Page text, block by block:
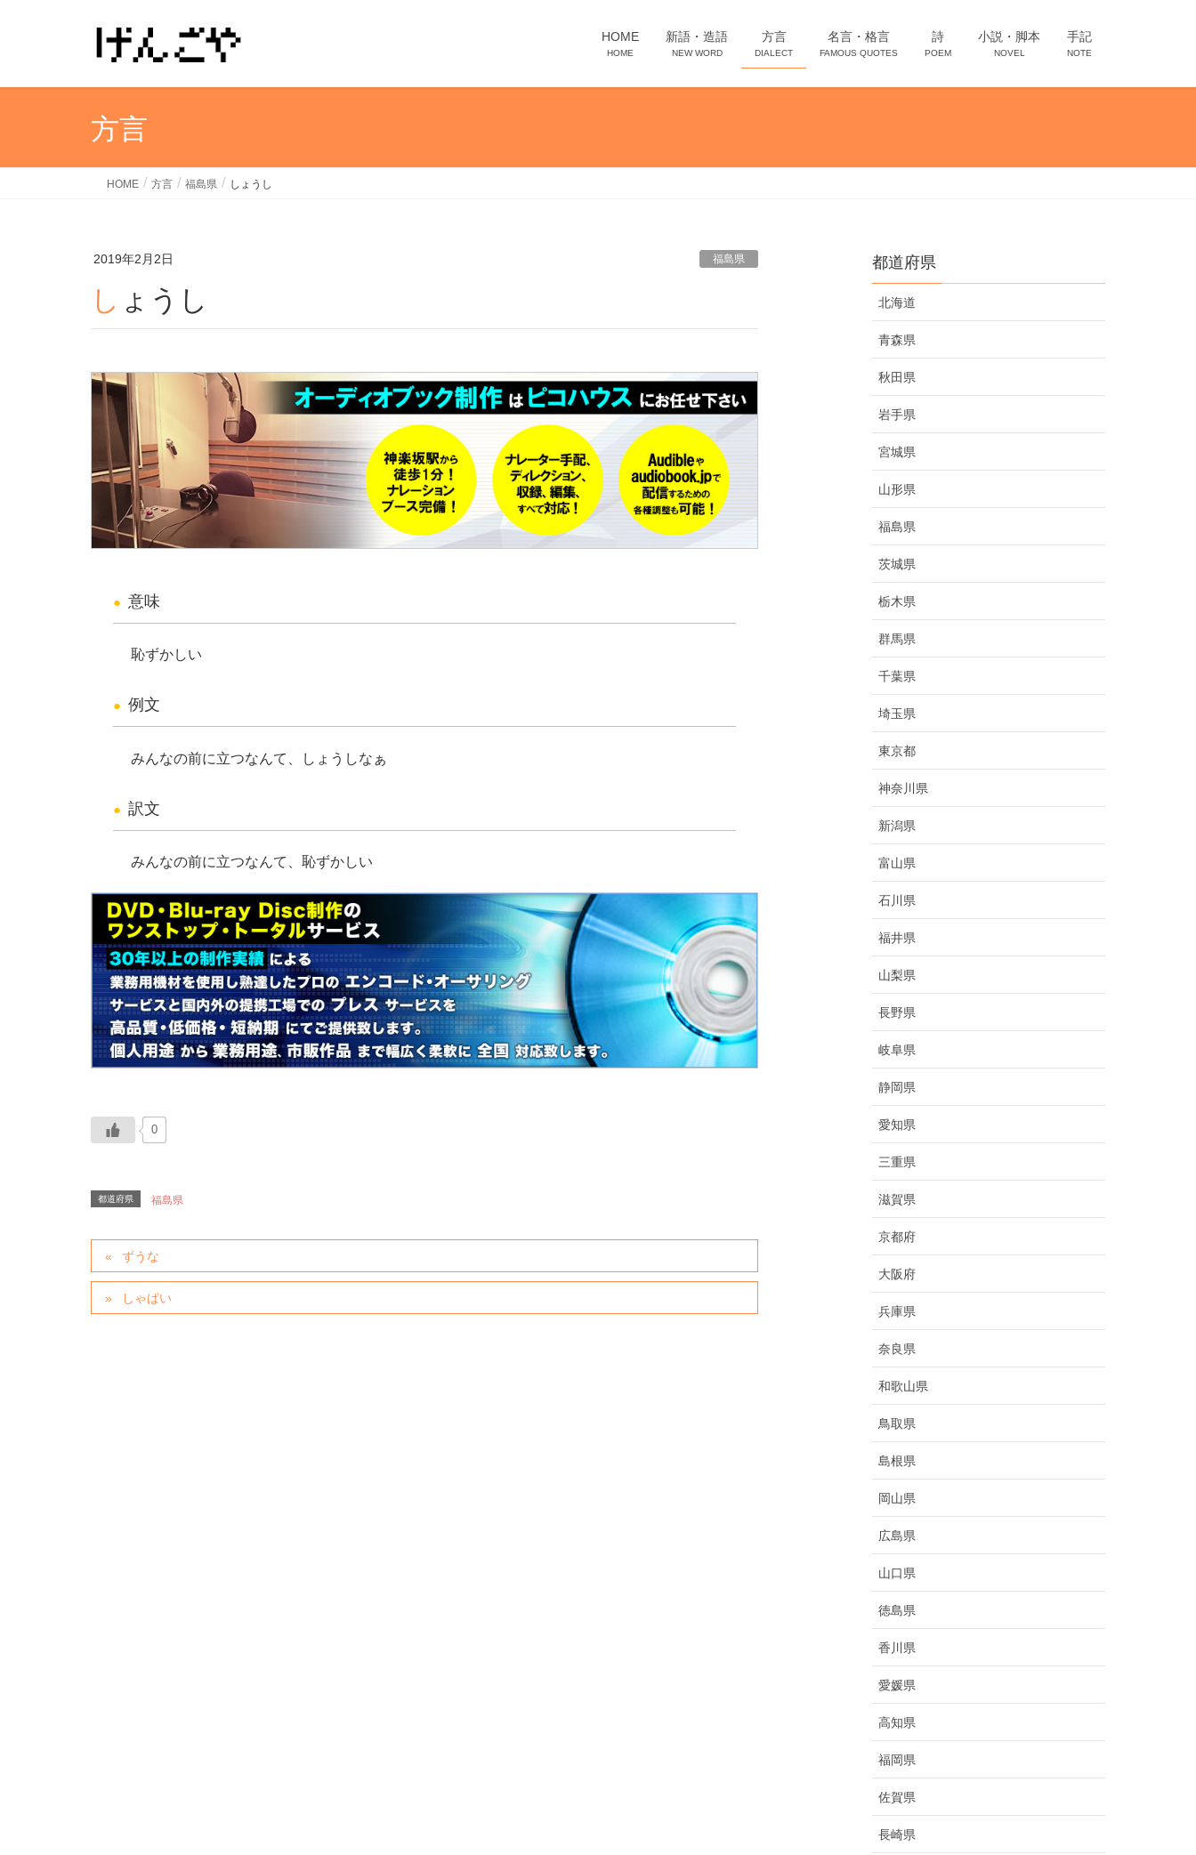
HOME
HOME
新語・造語
NEW WORD
方言
DIALECT
名言・格言
FAMOUS QUOTES
詩
POEM
小説・脚本
NOVEL
手記
NOTE
方言
HOME 方言 福島県 しょうし
2019年2月2日 福島県
しょうし
意味
恥ずかしい
例文
みんなの前に立つなんて、しょうしなぁ
訳文
みんなの前に立つなんて、恥ずかしい
0
都道府県 福島県
ずうな
しゃばい
都道府県
北海道
青森県
秋田県
岩手県
宮城県
山形県
福島県
茨城県
栃木県
群馬県
千葉県
埼玉県
東京都
神奈川県
新潟県
富山県
石川県
福井県
山梨県
長野県
岐阜県
静岡県
愛知県
三重県
滋賀県
京都府
大阪府
兵庫県
奈良県
和歌山県
鳥取県
島根県
岡山県
広島県
山口県
徳島県
香川県
愛媛県
高知県
福岡県
佐賀県
長崎県